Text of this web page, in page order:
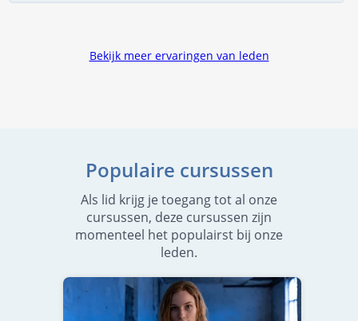
Bekijk meer ervaringen van leden
Populaire cursussen
Als lid krijg je toegang tot al onze
cursussen, deze cursussen zijn
momenteel het populairst bij onze
leden.